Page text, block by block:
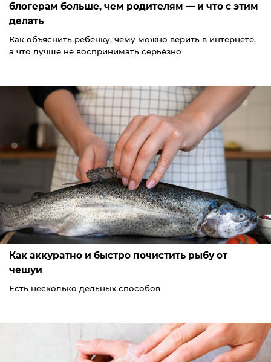
блогерам больше, чем родителям — и что с этим
делать
Как объяснить ребёнку, чему можно верить в интернете,
а что лучше не воспринимать серьёзно
Как аккуратно и быстро почистить рыбу от
чешуи
Есть несколько дельных способов